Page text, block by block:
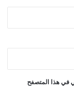
في هذا المتصفح